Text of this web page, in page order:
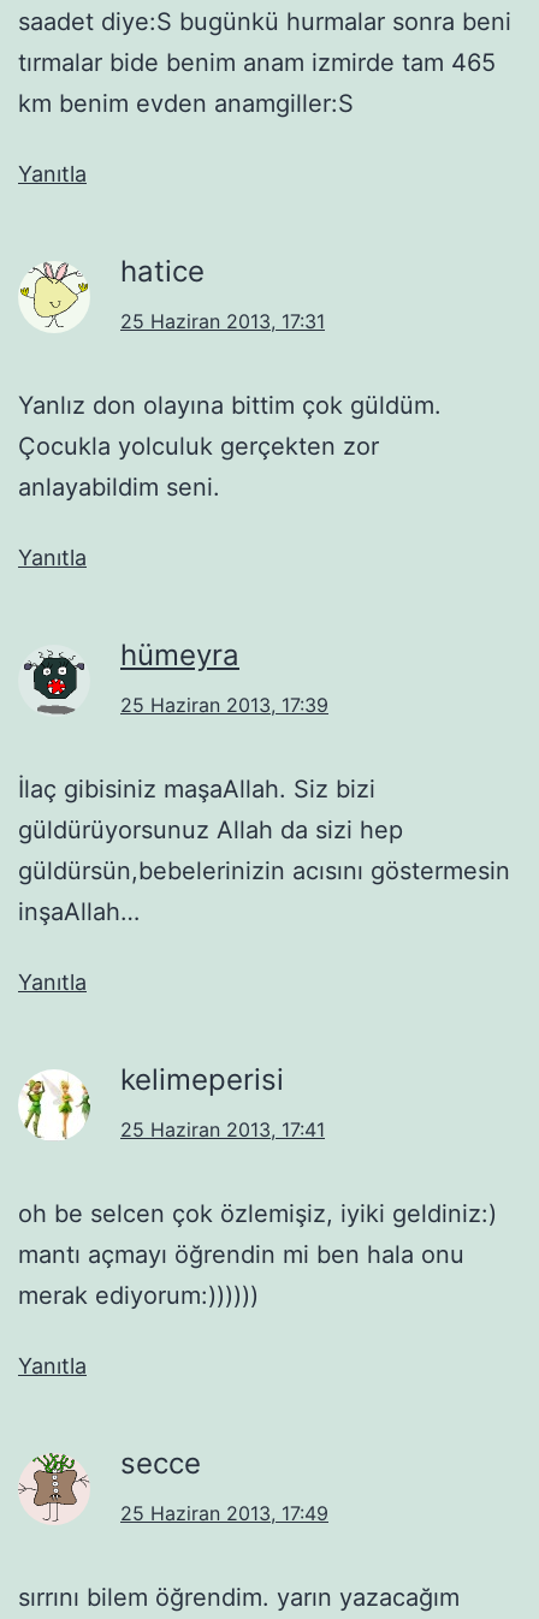
saadet diye:S bugünkü hurmalar sonra beni
tırmalar bide benim anam izmirde tam 465
km benim evden anamgiller:S
Yanıtla
hatice
25 Haziran 2013, 17:31
Yanlız don olayına bittim çok güldüm.
Çocukla yolculuk gerçekten zor
anlayabildim seni.
Yanıtla
hümeyra
25 Haziran 2013, 17:39
İlaç gibisiniz maşaAllah. Siz bizi
güldürüyorsunuz Allah da sizi hep
güldürsün,bebelerinizin acısını göstermesin
inşaAllah…
Yanıtla
kelimeperisi
25 Haziran 2013, 17:41
oh be selcen çok özlemişiz, iyiki geldiniz:)
mantı açmayı öğrendin mi ben hala onu
merak ediyorum:))))))
Yanıtla
secce
25 Haziran 2013, 17:49
sırrını bilem öğrendim. yarın yazacağım